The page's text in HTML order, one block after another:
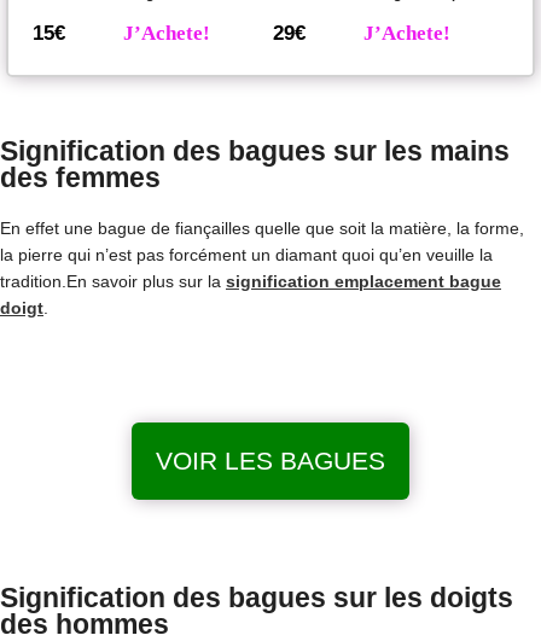
15€ J’Achete! 29€ J’Achete!
Signification des bagues sur les mains
des femmes
En effet une bague de fiançailles quelle que soit la matière, la forme,
la pierre qui n’est pas forcément un diamant quoi qu’en veuille la
tradition.En savoir plus sur la signification emplacement bague
doigt
VOIR LES BAGUES
Signification des bagues sur les doigts
des hommes